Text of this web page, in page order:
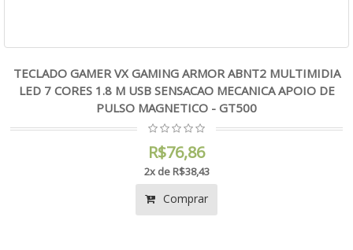
TECLADO GAMER VX GAMING ARMOR ABNT2 MULTIMIDIA
LED 7 CORES 1.8 M USB SENSACAO MECANICA APOIO DE
PULSO MAGNETICO - GT500
R$76,86
2x de R$38,43
Comprar